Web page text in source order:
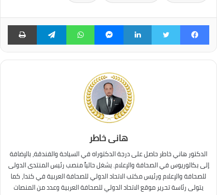
فيسبوك لينكدإن ماسنجر واتساب تيلقرام
هانى خاطر
الدكتور هاني خاطر حاصل على درجة الدكتوراه في السياحة والفندقة، بالإضافة
إلى بكالوريوس في الصحافة والإعلام. يشغل حالياً منصب رئيس المنتدى الدولى
للصحافة والإعلام ورئيس مكتب الاتحاد الدولي للصحافة العربية في كندا، كما
يتولى رئاسة تحرير موقع الاتحاد الدولي للصحافة العربية وعدد من المنصات